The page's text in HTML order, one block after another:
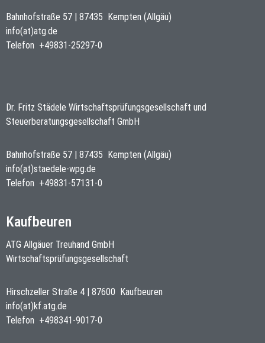
Bahnhofstraße 57 87435
Kempten (Allgäu)
info(at)atg.de
Telefon +49831-25297-0
Dr. Fritz Städele Wirtschaftsprüfungsgesellschaft und
Steuerberatungsgesellschaft GmbH
Bahnhofstraße 57 | 87435 Kempten (Allgäu)
info(at)staedele-wpg.de
Telefon +49831-57131-0
Kaufbeuren
ATG Allgäuer Treuhand GmbH
Wirtschaftsprüfungsgesellschaft
Hirschzeller Straße 4 | 87600 Kaufbeuren
info(at)kf.atg.de
Telefon +498341-9017-0